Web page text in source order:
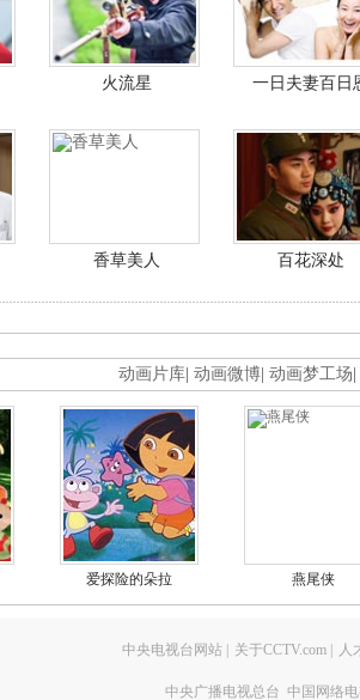
火流星 一日夫妻百日
香草美人 百花深处
动画片库 动画微博 动画梦工场
爱探险的朵拉 燕尾侠
中央电视台网站 关于CCTV.com 人
中央广播电视总台 中国网络